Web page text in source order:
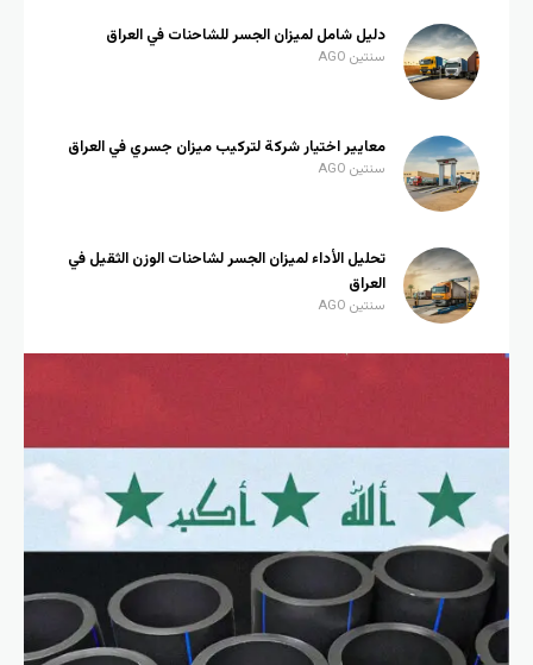
دليل شامل لميزان الجسر للشاحنات في العراق
سنتين AGO
معايير اختيار شركة لتركيب ميزان جسري في العراق
سنتين AGO
تحليل الأداء لميزان الجسر لشاحنات الوزن الثقيل في
العراق
سنتين AGO